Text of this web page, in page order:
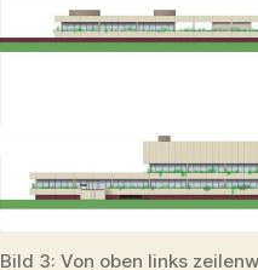
Bild 3: Von oben links